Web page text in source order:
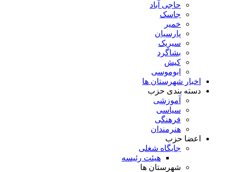
حاجی آباد
جاسک
خمیر
پارسیان
سیریک
بشاگرد
کیش
ابوموسی
اخبار شهرستان ها
دسته بندی حزب
آموزشی
سیاسی
فرهنگی
هنرمندان
اعضا حزب
جایگاه شغلی
هیئت رئیسه
شهرستان ها